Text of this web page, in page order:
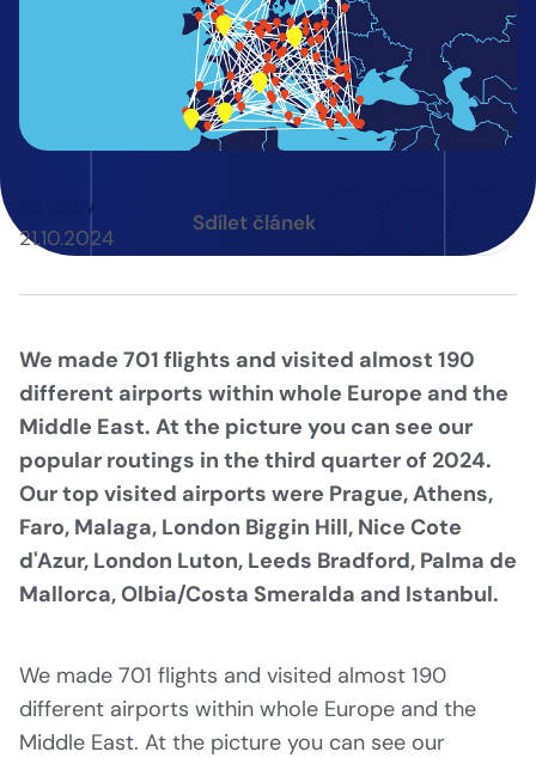
Novinky
21.10.2024
Sdílet článek
We made 701 flights and visited almost 190
different airports within whole Europe and the
Middle East. At the picture you can see our
popular routings in the third quarter of 2024.
Our top visited airports were Prague, Athens,
Faro, Malaga, London Biggin Hill, Nice Cote
d'Azur, London Luton, Leeds Bradford, Palma de
Mallorca, Olbia/Costa Smeralda and Istanbul.
We made 701 flights and visited almost 190
different airports within whole Europe and the
Middle East. At the picture you can see our